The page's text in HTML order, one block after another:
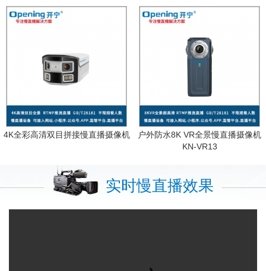
4K全彩高清双目拼接慢直播摄像机
户外防水8K VR全景慢直播摄像机
KN-VR13
实时慢直播效果